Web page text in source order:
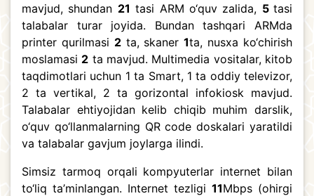
mavjud, shundan 21 tasi ARM o‘quv zalida, 5 tasi
talabalar turar joyida. Bundan tashqari ARMda
printer qurilmasi 2ta, skaner1ta, nusxa ko‘chirish
moslamasi 2 ta mavjud. Multimedia vositalar, kitob
taqdimotlari uchun 1 ta Smart, 1 ta oddiy televizor,
2 ta vertikal, 2 ta gorizontal infokiosk mavjud.
Talabalar ehtiyojidan kelib chiqib muhim darslik,
o‘quv qo‘llanmalarning QR code doskalari yaratildi
va talabalar gavjum joylarga ilindi.
Simsiz tarmoq orqali kompyuterlar internet bilan
to‘liq ta’minlangan. Internet tezligi 11Mbps (ohirgi